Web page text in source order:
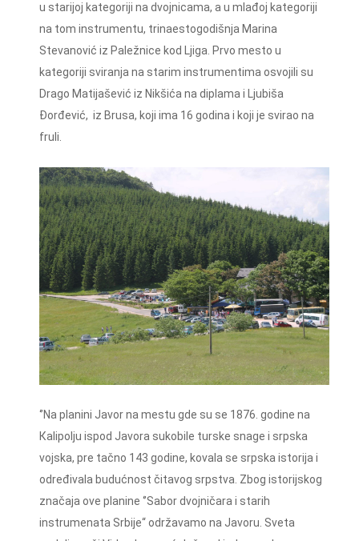
u starijoj kategoriji na dvojnicama, a u mlađoj kategoriji
na tom instrumentu, trinaestogodišnja Marina
Stevanović iz Paležnice kod Ljiga. Prvo mesto u
kategoriji sviranja na starim instrumentima osvojili su
Drago Matijašević iz Nikšića na diplama i Ljubiša
Đorđević, iz Brusa, koji ima 16 godina i koji je svirao na
fruli.
‘’Na planini Javor na mestu gde su se 1876. godine na
Кalipolju ispod Javora sukobile turske snage i srpska
vojska, pre tačno 143 godine, kovala se srpska istorija i
određivala budućnost čitavog srpstva. Zbog istorijskog
značaja ove planine ‘’Sabor dvojničara i starih
instrumenata Srbije“ održavamo na Javoru. Sveta